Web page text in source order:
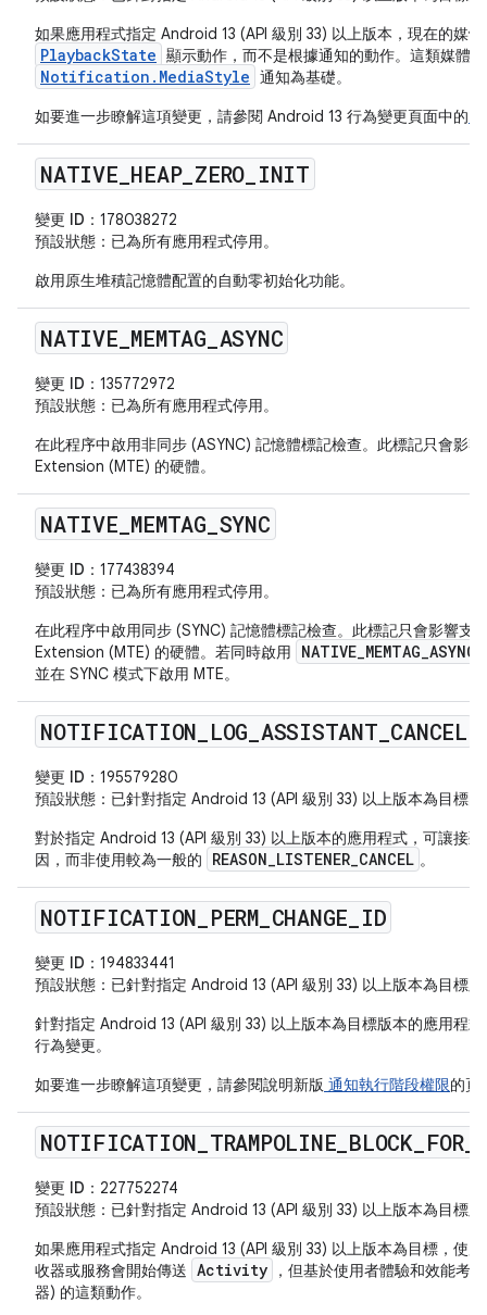
如果應用程式指定 Android 13 (API 級別 33) 以上版本，現在的媒
PlaybackState 顯示動作，而不是根據通知的動作。這類媒體
Notification.MediaStyle 通知為基礎。
如要進一步瞭解這項變更，請參閱 Android 13 行為變更頁面中的
NATIVE HEAP_ ZERO INIT
變更 ID： 178038272
預設狀態 ：已為所有應用程式停用。
啟用原生堆積記憶體配置的自動零初始化功能。
NATIVE MEMTAG ASYNC
變更 ID： 135772972
預設狀態 ：已為所有應用程式停用。
在此程序中啟用非同步 (ASYNC) 記憶體標記檢查。此標記只會影
Extension (MTE) 的硬體。
NATIVE MEMTAG SYNC
變更 ID： 177438394
預設狀態 ：已為所有應用程式停用。
在此程序中啟用同步 (SYNC) 記憶體標記檢查。此標記只會影響支
Extension (MTE) 的硬體。若同時啟用
NATIVE_MEMTAG_ASYNC
並在 SYNC 模式下啟用 MTE。
NOTIFICATION LOG ASSISTANT CANCEL
變更 ID： 195579280
預設狀態 ：已針對指定 Android 13 (API 級別 33) 以上版本為目標
對於指定 Android 13 (API 級別 33) 以上版本的應用程式，可讓接
因，而非使用較為一般的
REASON_LISTENER_CANCEL 。
NOTIFICATION PERM_ CHANGE ID
變更 ID： 194833441
預設狀態 ：已針對指定 Android 13 (API 級別 33) 以上版本為目標
針對指定 Android 13 (API 級別 33) 以上版本為目標版本的應用程
行為變更。
如要進一步瞭解這項變更，請參閱說明新版 通知執行階段權限的頁
NOTIFICATION TRAMPOLINE BLOCK FOR_
變更 ID： 227752274
預設狀態 ：已針對指定 Android 13 (API 級別 33) 以上版本為目標
如果應用程式指定 Android 13 (API 級別 33) 以上版本為目標，使
收器或服務會開始傳送 Activity
，但基於使用者體驗和效能考
器) 的這類動作。